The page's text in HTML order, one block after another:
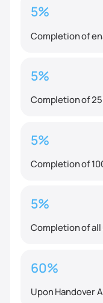
5%
Completion of
5%
Completion of
5%
Completion of
5%
Completion of
60%
Upon Handover